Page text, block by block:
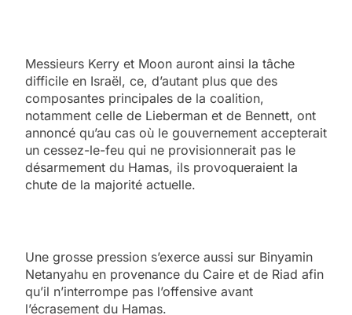
Messieurs Kerry et Moon auront ainsi la tâche
difficile en Israël, ce, d’autant plus que des
composantes principales de la coalition,
notamment celle de Lieberman et de Bennett, ont
annoncé qu’au cas où le gouvernement accepterait
un cessez-le-feu qui ne provisionnerait pas le
désarmement du Hamas, ils provoqueraient la
chute de la majorité actuelle.
Une grosse pression s’exerce aussi sur Binyamin
Netanyahu en provenance du Caire et de Riad afin
qu’il n’interrompe pas l’offensive avant
l’écrasement du Hamas.